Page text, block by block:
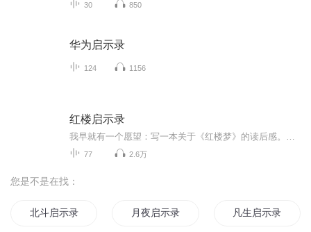
30 850
华为启示录
124 1156
红楼启示录
77 2.6万
您是不是在找：
北斗启示录 月夜启示录 凡生启示录